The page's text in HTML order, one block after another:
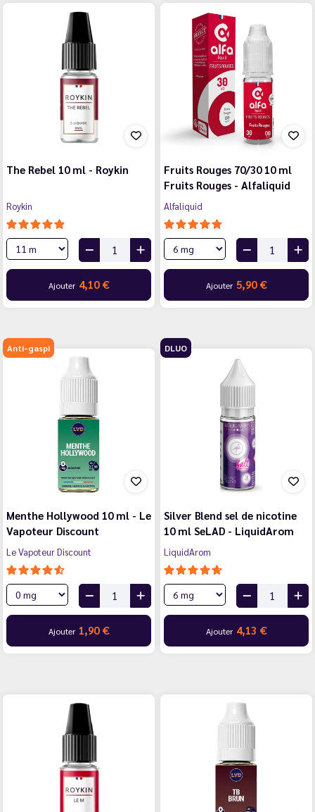
The Rebel 10 ml - Roykin
Roykin
Ajouter 4,10 €
Fruits Rouges 70/30 10 ml
Fruits Rouges - Alfaliquid
Alfaliquid
Ajouter 5,90 €
Anti-gaspi
Menthe Hollywood 10 ml - Le
Vapoteur Discount
Le Vapoteur Discount
Ajouter 1,90 €
DLUO
Silver Blend sel de nicotine
10 ml SeLAD - LiquidArom
LiquidArom
Ajouter 4,13 €